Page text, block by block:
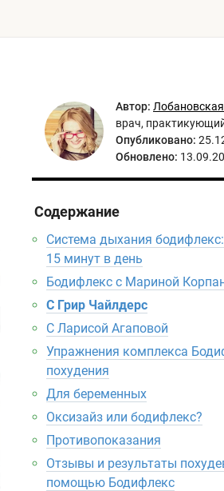
Автор:
врач,
Опубликовано:
Обновлено:
Содержание
Система дыхания
15 минут в день
Бодифлекс с Мариной
С Грир Чайлдерс
С Ларисой Агаповой
Упражнения комплекса
похудения
Для беременных
Оксизайз или бодифлекс?
Противопоказания
Отзывы и результаты
помощью Бодифлекс